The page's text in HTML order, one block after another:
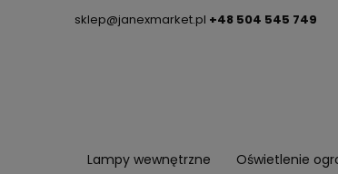
sklep@janexmarket.pl +48 504 545 749
Lampy wewnętrzne Oświetlenie